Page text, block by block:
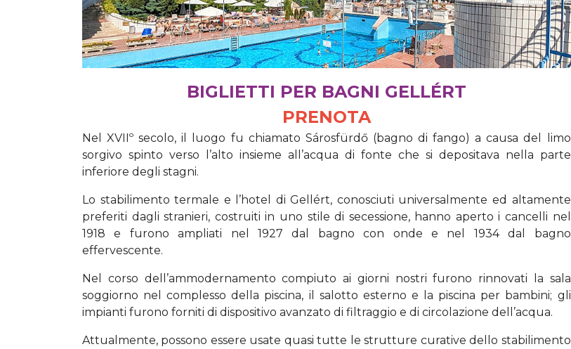
BIGLIETTI PER BAGNI GELLÉRT
PRENOTA
Nel XVIIº secolo, il luogo fu chiamato Sárosfürdő (bagno di fango) a causa del limo
sorgivo spinto verso l’alto insieme all’acqua di fonte che si depositava nella parte
inferiore degli stagni.
Lo stabilimento termale e l’hotel di Gellért, conosciuti universalmente ed altamente
preferiti dagli stranieri, costruiti in uno stile di secessione, hanno aperto i cancelli nel
1918 e furono ampliati nel 1927 dal bagno con onde e nel 1934 dal bagno
effervescente.
Nel corso dell’ammodernamento compiuto ai giorni nostri furono rinnovati la sala
soggiorno nel complesso della piscina, il salotto esterno e la piscina per bambini; gli
impianti furono forniti di dispositivo avanzato di filtraggio e di circolazione dell’acqua.
Attualmente, possono essere usate quasi tutte le strutture curative dello stabilimento